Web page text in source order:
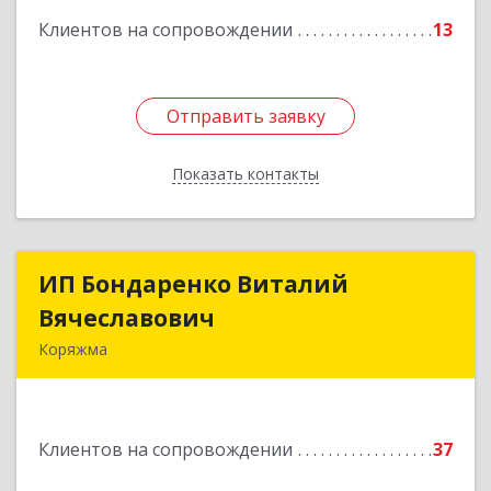
Клиентов на сопровождении 13
Отправить заявку
Показать контакты
Подробнее
Отправить заявку
Назад
ИП Бондаренко Виталий
Вячеславович
Коряжма
Клиентов на сопровождении 37
ИП Бондаренко Виталий
Подробнее